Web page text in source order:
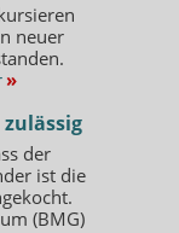
neuer
»
zulässig
der
ist die
(BMG)